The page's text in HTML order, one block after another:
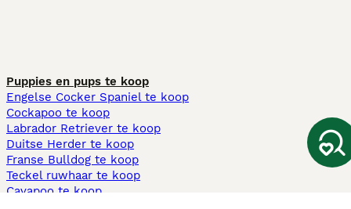
Puppies en pups te koop
Engelse Cocker Spaniel te koop
Cockapoo te koop
Labrador Retriever te koop
Duitse Herder te koop
Franse Bulldog te koop
Teckel ruwhaar te koop
Cavapoo te koop